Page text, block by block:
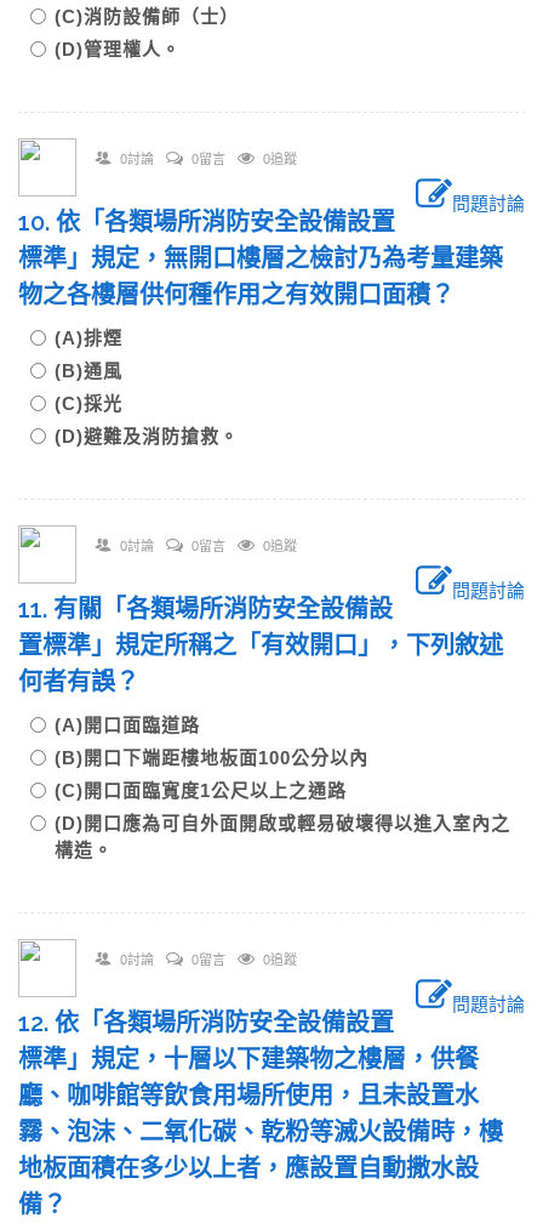
(C)消防設備師（士）
(D)管理權人。
0討論 0留言 0追蹤
問題討論
10. 依「各類場所消防安全設備設置
標準」規定，無開口樓層之檢討乃為考量建築
物之各樓層供何種作用之有效開口面積？
(A)排煙
(B)通風
(C)採光
(D)避難及消防搶救。
0討論 0留言 0追蹤
問題討論
11. 有關「各類場所消防安全設備設
置標準」規定所稱之「有效開口」，下列敘述
何者有誤？
(A)開口面臨道路
(B)開口下端距樓地板面100公分以內
(C)開口面臨寬度1公尺以上之通路
(D)開口應為可自外面開啟或輕易破壞得以進入室內之
構造。
0討論 0留言 0追蹤
問題討論
12. 依「各類場所消防安全設備設置
標準」規定，十層以下建築物之樓層，供餐
廳、咖啡館等飲食用場所使用，且未設置水
霧、泡沫、二氧化碳、乾粉等滅火設備時，樓
地板面積在多少以上者，應設置自動撒水設
備？